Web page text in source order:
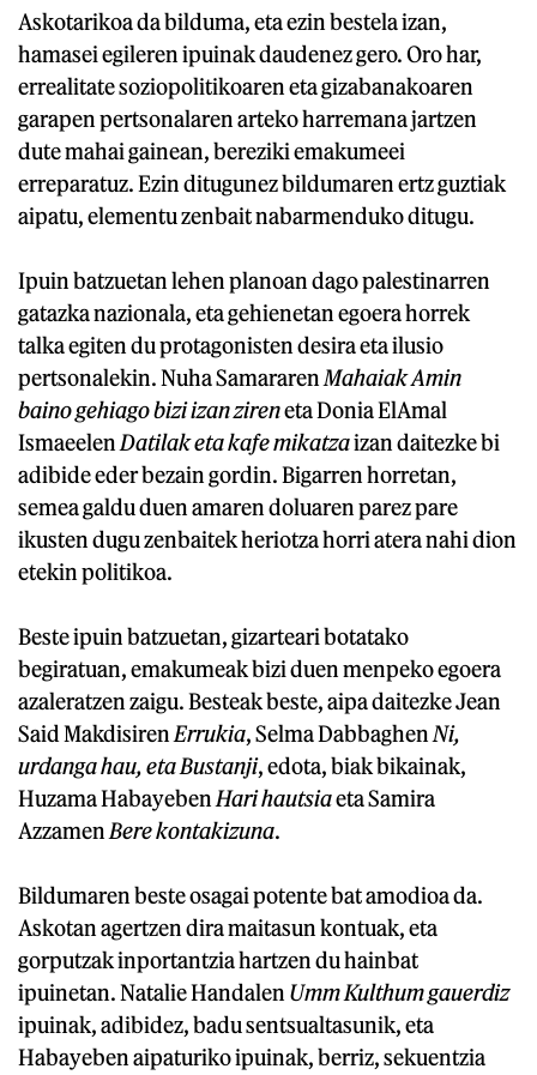
Askotarikoa da bilduma, eta ezin bestela izan,
hamasei egileren ipuinak daudenez gero. Oro har,
errealitate soziopolitikoaren eta gizabanakoaren
garapen pertsonalaren arteko harremana jartzen
dute mahai gainean, bereziki emakumeei
erreparatuz. Ezin ditugunez bildumaren ertz guztiak
aipatu, elementu zenbait nabarmenduko ditugu.
Ipuin batzuetan lehen planoan dago palestinarren
gatazka nazionala, eta gehienetan egoera horrek
talka egiten du protagonisten desira eta ilusio
pertsonalekin. Nuha Samararen Mahaiak Amin
baino gehiago bizi izan zireneta Donia ElAmal
Ismaeelen Datilak eta kafe mikatzaizan daitezke bi
adibide eder bezain gordin. Bigarren horretan,
semea galdu duen amaren doluaren parez pare
ikusten dugu zenbaitek heriotza horri atera nahi dion
etekin politikoa.
Beste ipuin batzuetan, gizarteari botatako
begiratuan, emakumeak bizi duen menpeko egoera
azaleratzen zaigu. Besteak beste, aipa daitezke Jean
Said Makdisiren Errukia, Selma Dabbaghen Ni,
urdanga hau, eta Bustanji, edota, biak bikainak,
Huzama Habayeben Hari hautsiaeta Samira
Azzamen Bere kontakizuna.
Bildumaren beste osagai potente bat amodioa da.
Askotan agertzen dira maitasun kontuak, eta
gorputzak inportantzia hartzen du hainbat
ipuinetan. Natalie Handalen Umm Kulthum gauerdiz
ipuinak, adibidez, badu sentsualtasunik, eta
Habayeben aipaturiko ipuinak, berriz, sekuentzia